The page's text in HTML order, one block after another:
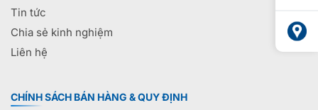
Tin tức
Chia sẻ kinh nghiệm
Liên hệ
CHÍNH SÁCH BÁN HÀNG & QUY ĐỊNH